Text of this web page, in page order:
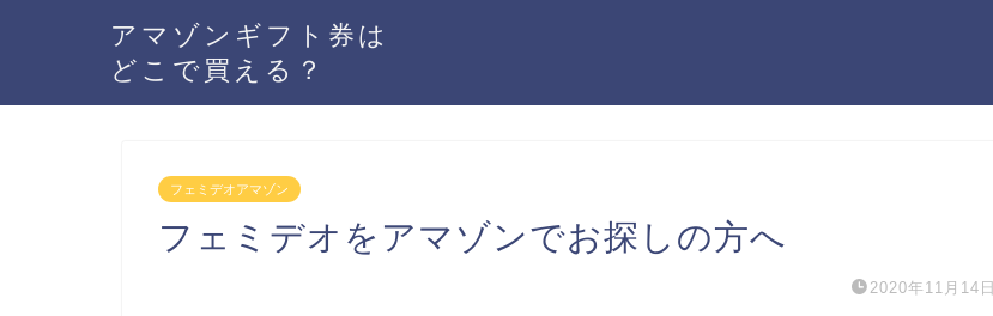
アマゾンギフト券は
どこで買える？
フェミデオアマゾン
フェミデオをアマゾンでお探しの方へ
2020年11月14日